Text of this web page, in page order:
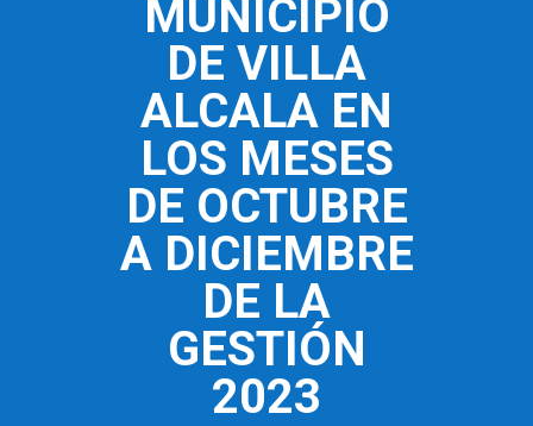
MUNICIPIO
DE VILLA
ALCALA EN
LOS MESES
DE OCTUBRE
A DICIEMBRE
DE LA
GESTIÓN
2023